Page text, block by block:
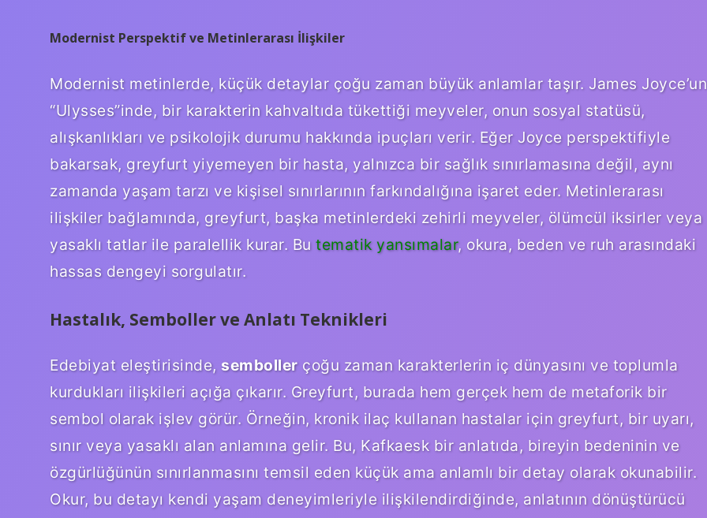
Modernist Perspektif ve Metinlerarası İlişkiler
Modernist metinlerde, küçük detaylar çoğu zaman büyük anlamlar taşır. James Joyce’un
“Ulysses”inde, bir karakterin kahvaltıda tükettiği meyveler, onun sosyal statüsü,
alışkanlıkları ve psikolojik durumu hakkında ipuçları verir. Eğer Joyce perspektifiyle
bakarsak, greyfurt yiyemeyen bir hasta, yalnızca bir sağlık sınırlamasına değil, aynı
zamanda yaşam tarzı ve kişisel sınırlarının farkındalığına işaret eder. Metinlerarası
ilişkiler bağlamında, greyfurt, başka metinlerdeki zehirli meyveler, ölümcül iksirler veya
yasaklı tatlar ile paralellik kurar. Bu tematik yansımalar, okura, beden ve ruh arasındaki
hassas dengeyi sorgulatır.
Hastalık, Semboller ve Anlatı Teknikleri
Edebiyat eleştirisinde, sembollerçoğu zaman karakterlerin iç dünyasını ve toplumla
kurdukları ilişkileri açığa çıkarır. Greyfurt, burada hem gerçek hem de metaforik bir
sembol olarak işlev görür. Örneğin, kronik ilaç kullanan hastalar için greyfurt, bir uyarı,
sınır veya yasaklı alan anlamına gelir. Bu, Kafkaesk bir anlatıda, bireyin bedeninin ve
özgürlüğünün sınırlanmasını temsil eden küçük ama anlamlı bir detay olarak okunabilir.
Okur, bu detayı kendi yaşam deneyimleriyle ilişkilendirdiğinde, anlatının dönüştürücü